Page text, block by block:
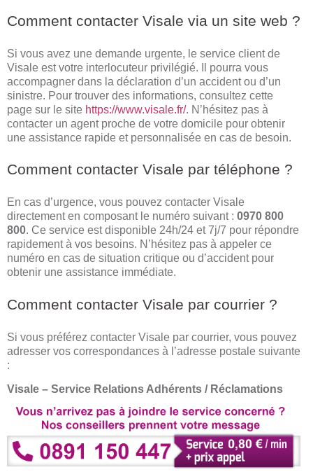
Comment contacter Visale via un site web ?
Si vous avez une demande urgente, le service client de
Visale est votre interlocuteur privilégié. Il pourra vous
accompagner dans la déclaration d’un accident ou d’un
sinistre. Pour trouver des informations, consultez cette
page sur le site https://www.visale.fr/. N’hésitez pas à
contacter un agent proche de votre domicile pour obtenir
une assistance rapide et personnalisée en cas de besoin.
Comment contacter Visale par téléphone ?
En cas d’urgence, vous pouvez contacter Visale
directement en composant le numéro suivant : 0970 800
800. Ce service est disponible 24h/24 et 7j/7 pour répondre
rapidement à vos besoins. N’hésitez pas à appeler ce
numéro en cas de situation critique ou d’accident pour
obtenir une assistance immédiate.
Comment contacter Visale par courrier ?
Si vous préférez contacter Visale par courrier, vous pouvez
adresser vos correspondances à l’adresse postale suivante
:
Visale – Service Relations Adhérents / Réclamations